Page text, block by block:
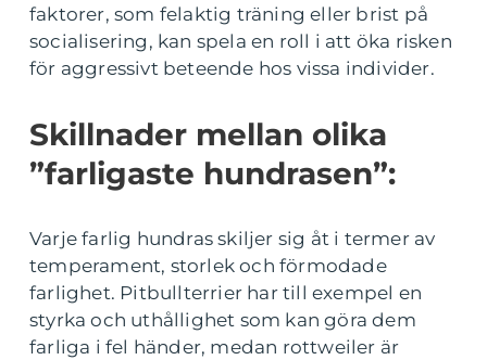
faktorer, som felaktig träning eller brist på
socialisering, kan spela en roll i att öka risken
för aggressivt beteende hos vissa individer.
Skillnader mellan olika
”farligaste hundrasen”:
Varje farlig hundras skiljer sig åt i termer av
temperament, storlek och förmodade
farlighet. Pitbullterrier har till exempel en
styrka och uthållighet som kan göra dem
farliga i fel händer, medan rottweiler är